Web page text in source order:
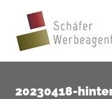
springen
20230418-